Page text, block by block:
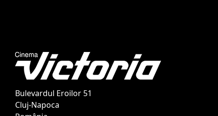
Bulevardul Eroilor 51
Cluj-Napoca